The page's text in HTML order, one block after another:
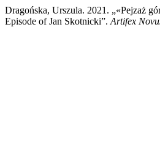
Dragońska, Urszula. 2021. „«Pejzaż
Episode of Jan Skotnicki”. Artifex